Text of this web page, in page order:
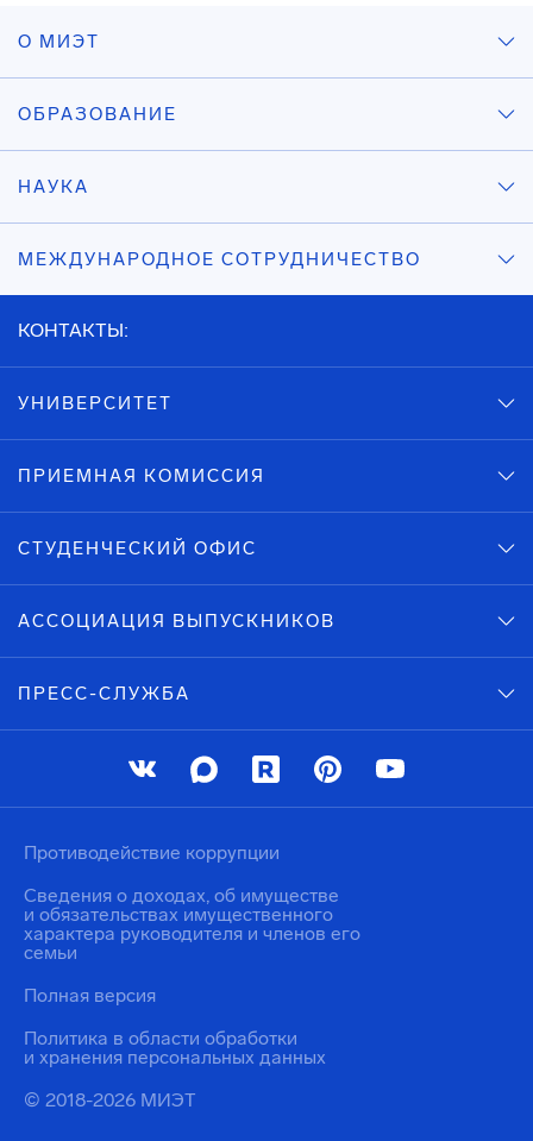
О МИЭТ
ОБРАЗОВАНИЕ
НАУКА
МЕЖДУНАРОДНОЕ СОТРУДНИЧЕСТВО
КОНТАКТЫ:
УНИВЕРСИТЕТ
ПРИЕМНАЯ КОМИССИЯ
СТУДЕНЧЕСКИЙ ОФИС
АССОЦИАЦИЯ ВЫПУСКНИКОВ
ПРЕСС-СЛУЖБА
© 2018-2026 МИЭТ
Политика в области обработки
и хранения персональных данных
Противодействие коррупции
Сведения о доходах, об имуществе
и обязательствах имущественного
характера руководителя и членов его
семьи
Полная версия